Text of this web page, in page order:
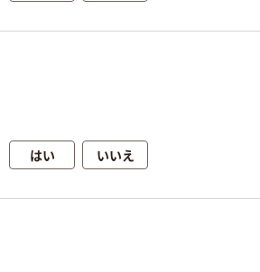
はい いいえ